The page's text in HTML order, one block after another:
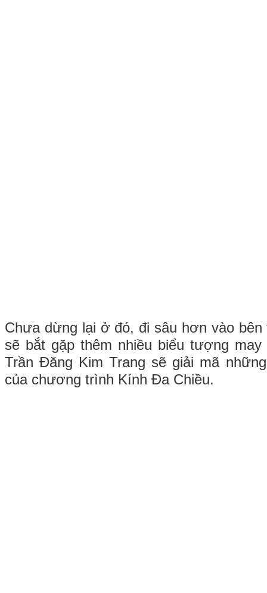
Chưa dừng lại ở đó, đi sâu hơn vào
sẽ bắt gặp thêm nhiều biểu tượng
Trần Đăng Kim Trang sẽ giải mã
của chương trình Kính Đa Chiều.